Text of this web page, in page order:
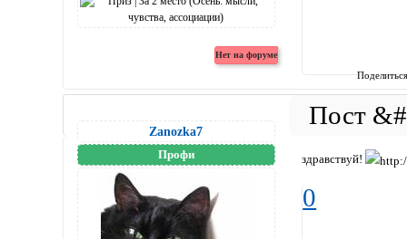
Zanozka7
Профи здравствуй!
0